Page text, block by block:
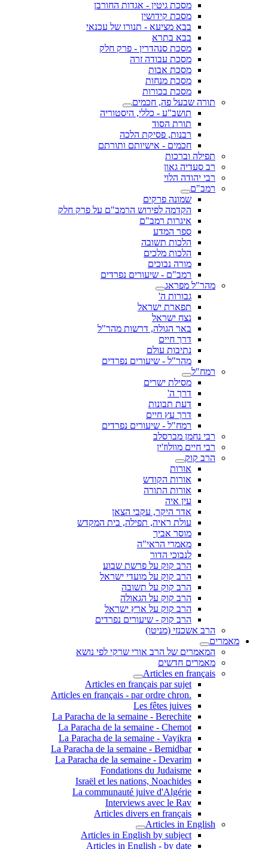
מסכת גיטין - אגדות החורבן
מסכת קידושין
בבא מציעא - תנורו של עכנאי
בבא בתרא
מסכת סנהדרין - פרק חלק
מסכת עבודה זרה
מסכת אבות
מסכת מנחות
מסכת בכורות
תורה שבעל פה, חכמים
תושב"ע - כללי, היסטוריה
תורת הסוד
רבנות, פסיקת הלכה
חכמים - אישיותם ותורתם
תפילה וברכות
רב סעדיה גאון
רבי יהודה הלוי
רמב"ם
שמונה פרקים
הקדמה לפירוש הרמב"ם על פרק חלק
איגרות רמב"ם
ספר המדע
הלכות תשובה
הלכות מלכים
מורה נבוכים
רמב"ם - שיעורים נפרדים
מהר"ל מפראג
גבורות ה'
תפארת ישראל
נצח ישראל
באר הגולה, דרשות מהר"ל
דרך חיים
נתיבות עולם
מהר"ל - שיעורים נפרדים
רמח"ל
מסילת ישרים
דרך ה'
דעת תבונות
דרך עץ חיים
רמח"ל - שיעורים נפרדים
רבי נחמן מברסלב
רבי חיים מוולוז'ין
הרב קוק
אורות
אורות הקודש
אורות התורה
עין איה
אדר היקר, עקבי הצאן
עולת ראיה, תפילה, בית המקדש
מוסר אביך
מאמרי הראי"ה
לנבוכי הדור
הרב קוק על פרשת שבוע
הרב קוק על מועדי ישראל
הרב קוק על תשובה
הרב קוק על הגאולה
הרב קוק על ארץ ישראל
הרב קוק - שיעורים נפרדים
הרב אשכנזי (מניטו)
מאמרים
המאמרים של הרב אורי שרקי לפי נושא
מאמרים חדשים
Articles en français
Articles en français par sujet
.Articles en français - par ordre chron
Les fêtes juives
La Paracha de la semaine - Berechite
La Paracha de la semaine - Chemot
La Paracha de la semaine - Vayikra
La Paracha de la semaine - Bemidbar
La Paracha de la semaine - Devarim
Fondations du Judaisme
Israël et les nations, Noachides
La communauté juive d'Algérie
Interviews avec le Rav
Articles divers en français
Articles in English
Articles in English by subject
Articles in English - by date